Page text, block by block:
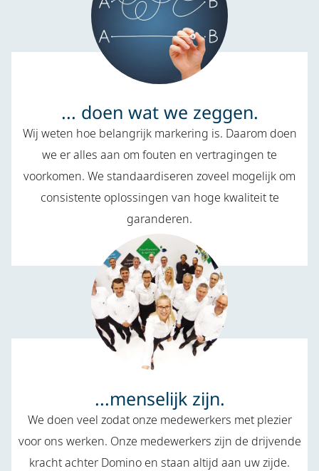
... doen wat we zeggen.
Wij weten hoe belangrijk markering is. Daarom doen
we er alles aan om fouten en vertragingen te
voorkomen. We standaardiseren zoveel mogelijk om
consistente oplossingen van hoge kwaliteit te
garanderen.
...menselijk zijn.
We doen veel zodat onze medewerkers met plezier
voor ons werken. Onze medewerkers zijn de drijvende
kracht achter Domino en staan altijd aan uw zijde.